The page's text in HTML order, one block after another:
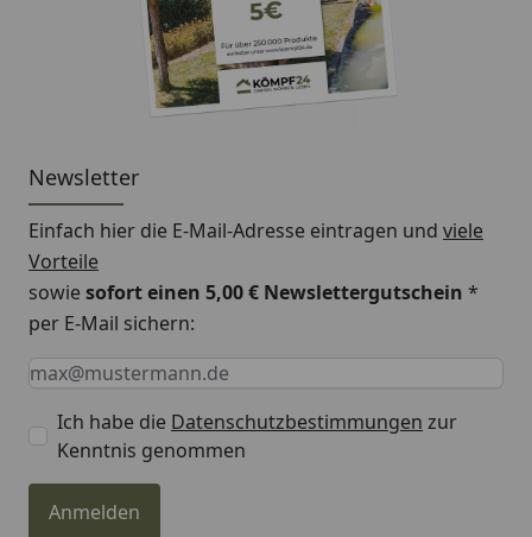
Newsletter
Einfach hier die E-Mail-Adresse eintragen und viele
Vorteile
sowiesofort einen 5,00 € Newslettergutschein *
per E-Mail sichern:
Keine Eingabe erforderlich
Eingabe erforderlich
E-Mail *
Ich habe die Datenschutzbestimmungen zur
Kenntnis genommen
Anmelden